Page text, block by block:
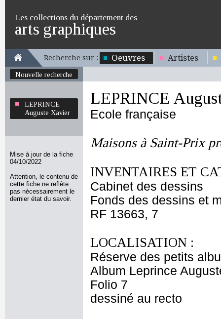
Les collections du département des
arts graphiques
Recherche sur : Oeuvres Artistes
Nouvelle recherche
LEPRINCE
Auguste Xavier
Mise à jour de la fiche
04/10/2022
Attention, le contenu de
cette fiche ne reflète
pas nécessairement le
dernier état du savoir.
LEPRINCE
Ecole française
Maisons à Saint-Prix
INVENTAIRES ET
Cabinet des dessins
Fonds des dessins et
RF 13663, 7
LOCALISATION :
Réserve des petits
Album Leprince
Folio 7
dessiné au recto